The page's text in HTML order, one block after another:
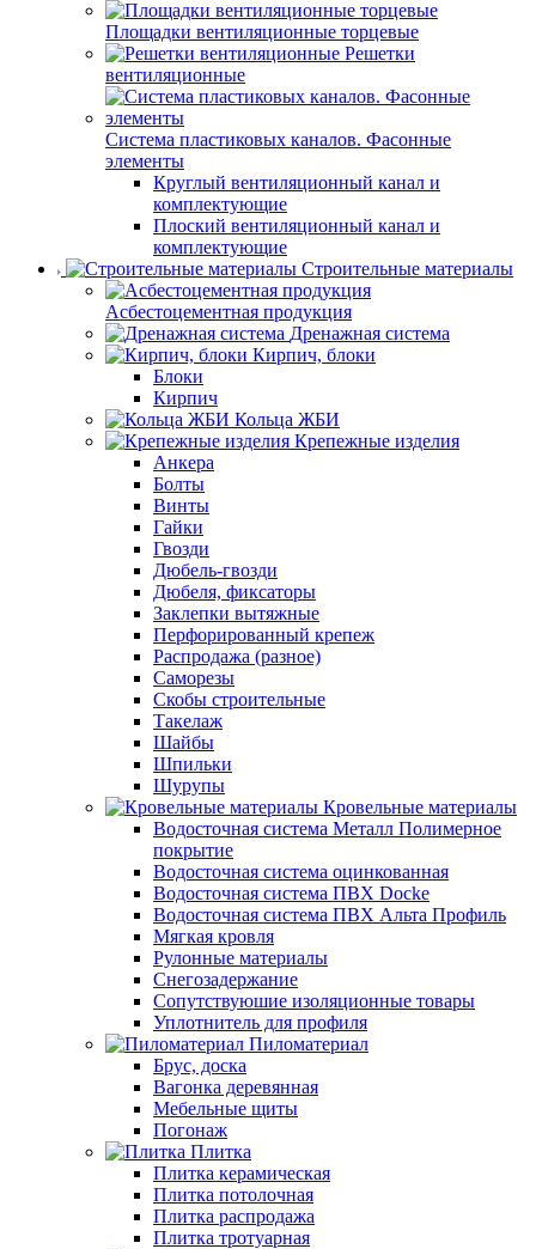
Площадки вентиляционные торцевые
Решетки
вентиляционные
Система пластиковых каналов. Фасонные
элементы
Круглый вентиляционный канал и
комплектующие
Плоский вентиляционный канал и
комплектующие
Строительные материалы
Асбестоцементная продукция
Дренажная система
Кирпич, блоки
Блоки
Кирпич
Кольца ЖБИ
Крепежные изделия
Анкера
Болты
Винты
Гайки
Гвозди
Дюбель-гвозди
Дюбеля, фиксаторы
Заклепки вытяжные
Перфорированный крепеж
Распродажа (разное)
Саморезы
Скобы строительные
Такелаж
Шайбы
Шпильки
Шурупы
Кровельные материалы
Водосточная система Металл Полимерное
покрытие
Водосточная система оцинкованная
Водосточная система ПВХ Docke
Водосточная система ПВХ Альта Профиль
Мягкая кровля
Рулонные материалы
Снегозадержание
Сопутствуюшие изоляционные товары
Уплотнитель для профиля
Пиломатериал
Брус, доска
Вагонка деревянная
Мебельные щиты
Погонаж
Плитка
Плитка керамическая
Плитка потолочная
Плитка распродажа
Плитка тротуарная